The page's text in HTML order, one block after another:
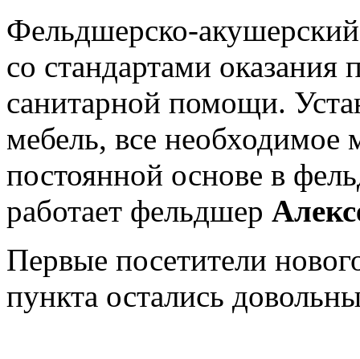
Фельдшерско-
со стандартами
санитарной помощи.
мебель, все необходимое
постоянной основе в
работает фельдшер
Первые посетители
пункта остались